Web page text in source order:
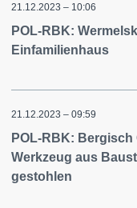
21.12.2023 – 10:06
POL-RBK:
Einfamilienhaus
21.12.2023 – 09:59
POL-RBK:
Werkzeug aus
gestohlen